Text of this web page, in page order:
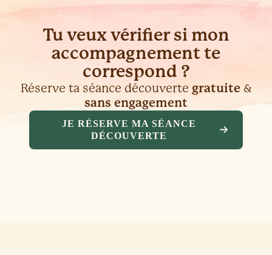
Tu veux vérifier si mon
accompagnement te
correspond ?
Réserve ta séance découverte gratuite&
sans engagement
JE RÉSERVE MA SÉANCE
DÉCOUVERTE